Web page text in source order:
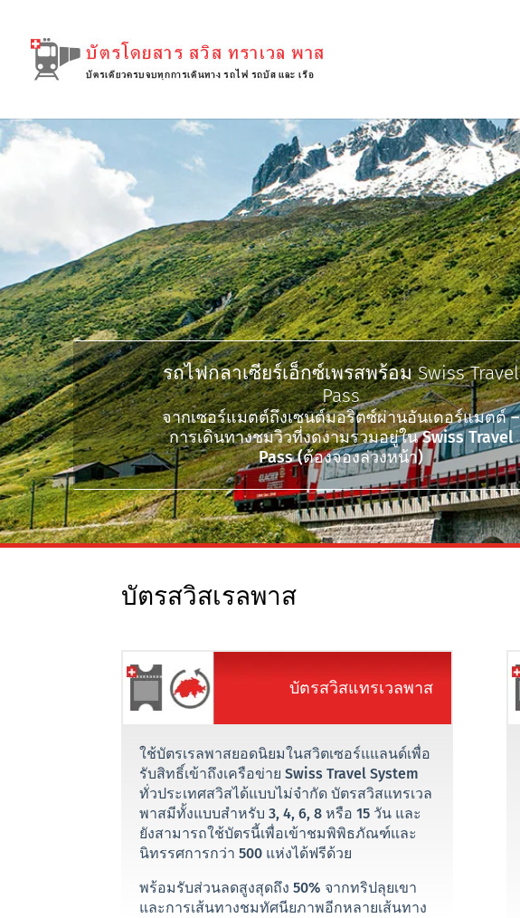
รถไฟกลาเซียร์เอ็กซ์เพรสพร้อม Swiss Travel
Pass
จากเซอร์แมตต์ถึงเซนต์มอริตซ์ผ่านอันเดอร์แมตต์ –
การเดินทางชมวิวที่งดงามรวมอยู่ใน Swiss Travel
Pass (ต้องจองล่วงหน้า)
บัตรสวิสเรลพาส
บัตรสวิสแทรเวลพาส
ใช้บัตรเรลพาสยอดนิยมในสวิตเซอร์แแลนด์เพื่อ
รับสิทธิ์เข้าถึงเครือข่าย Swiss Travel System
ทั่วประเทศสวิสได้แบบไม่จำกัด บัตรสวิสแทรเวล
พาสมีทั้งแบบสำหรับ 3, 4, 6, 8 หรือ 15 วัน และ
ยังสามารถใช้บัตรนี้เพื่อเข้าชมพิพิธภัณฑ์และ
นิทรรศการกว่า 500 แห่งได้ฟรีด้วย
พร้อมรับส่วนลดสูงสุดถึง 50% จากทริปลุยเขา
และการเส้นทางชมทัศนียภาพอีกหลายเส้นทาง